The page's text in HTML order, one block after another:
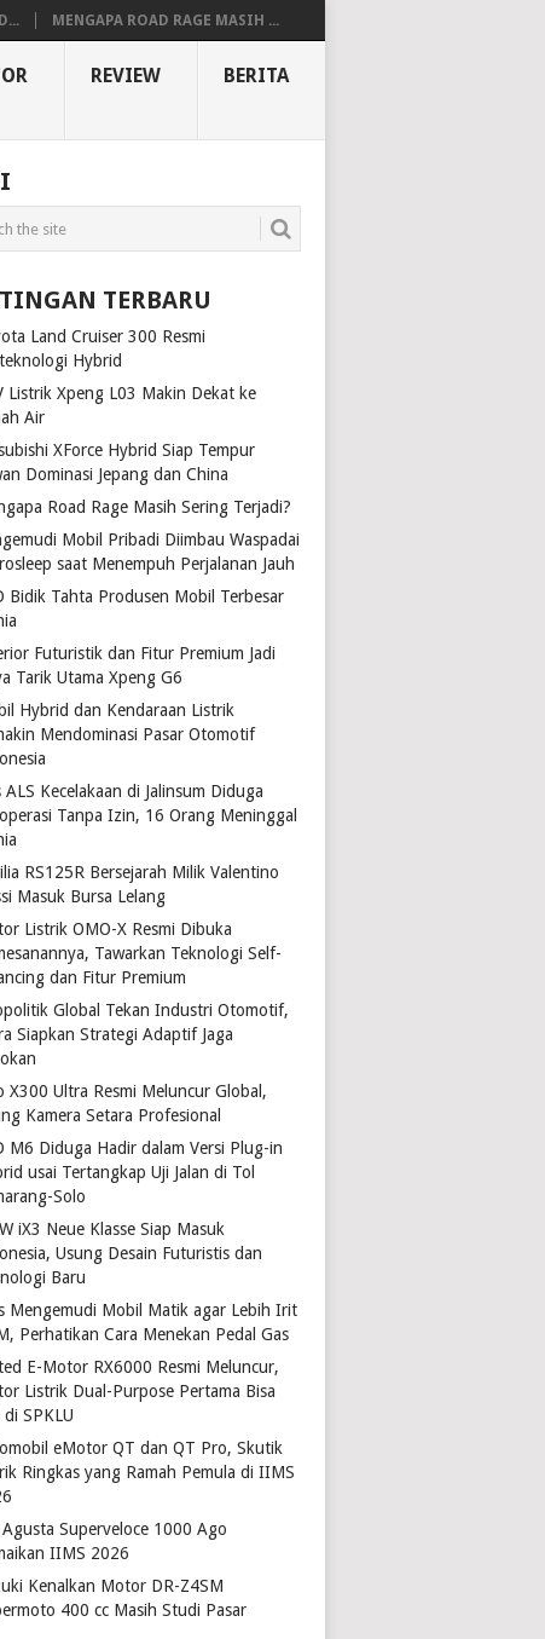
MENGAPA ROAD RAGE MASIH ...
REVIEW BERITA
TERBARU
Land Cruiser 300 Resmi
Hybrid
Listrik Xpeng L03 Makin Dekat ke
Air
XForce Hybrid Siap Tempur
Dominasi Jepang dan China
Road Rage Masih Sering Terjadi?
Mobil Pribadi Diimbau Waspadai
saat Menempuh Perjalanan Jauh
Bidik Tahta Produsen Mobil Terbesar
Futuristik dan Fitur Premium Jadi
Tarik Utama Xpeng G6
Hybrid dan Kendaraan Listrik
Mendominasi Pasar Otomotif
ALS Kecelakaan di Jalinsum Diduga
Tanpa Izin, 16 Orang Meninggal
RS125R Bersejarah Milik Valentino
Masuk Bursa Lelang
Listrik OMO-X Resmi Dibuka
Tawarkan Teknologi Self-
dan Fitur Premium
Global Tekan Industri Otomotif,
Siapkan Strategi Adaptif Jaga
X300 Ultra Resmi Meluncur Global,
Kamera Setara Profesional
M6 Diduga Hadir dalam Versi Plug-in
usai Tertangkap Uji Jalan di Tol
Solo
iX3 Neue Klasse Siap Masuk
Usung Desain Futuristis dan
Baru
Mengemudi Mobil Matik agar Lebih Irit
Perhatikan Cara Menekan Pedal Gas
E-Motor RX6000 Resmi Meluncur,
Listrik Dual-Purpose Pertama Bisa
di SPKLU
eMotor QT dan QT Pro, Skutik
Ringkas yang Ramah Pemula di IIMS
Agusta Superveloce 1000 Ago
IIMS 2026
Kenalkan Motor DR-Z4SM
400 cc Masih Studi Pasar